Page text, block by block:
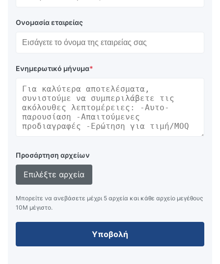
Ονομασία εταιρείας
Ενημερωτικό μήνυμα*
Προσάρτηση αρχείων
Επιλέξτε αρχεία
Μπορείτε να ανεβάσετε μέχρι 5 αρχεία και κάθε αρχείο μεγέθους
10M μέγιστο.
Υποβολή